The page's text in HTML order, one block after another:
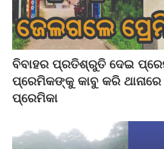
ବିବାହର ପ୍ରତିଶ୍ରୁତି ଦେଇ
ପ୍ରେମିକଙ୍କୁ କାବୁ କରି ଥାନାରେ
ପ୍ରେମିକା